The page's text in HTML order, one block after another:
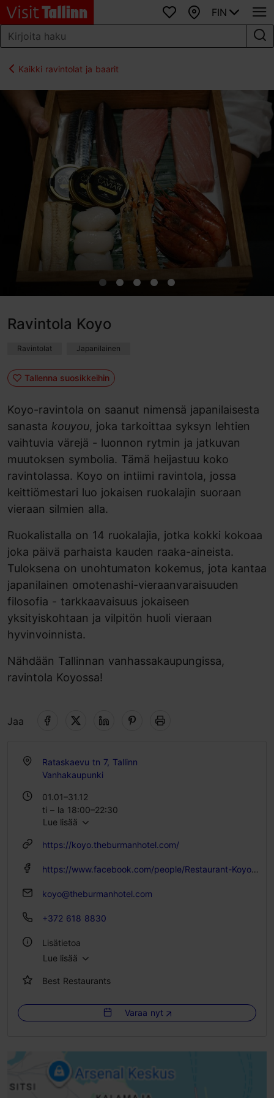
SuosikitKartta
FIN
Kaikki ravintolat ja baarit
Ravintola Koyo
Ravintolat Japanilainen
Tallenna suosikkeihin
Koyo-ravintola on saanut nimensä japanilaisesta
sanasta kouyou, joka tarkoittaa syksyn lehtien
vaihtuvia värejä - luonnon rytmin ja jatkuvan
muutoksen symbolia. Tämä heijastuu koko
ravintolassa. Koyo on intiimi ravintola, jossa
keittiömestari luo jokaisen ruokalajin suoraan
vieraan silmien alla.
Ruokalistalla on 14 ruokalajia, jotka kokki kokoaa
joka päivä parhaista kauden raaka-aineista.
Tuloksena on unohtumaton kokemus, jota kantaa
japanilainen omotenashi-vieraanvaraisuuden
filosofia - tarkkaavaisuus jokaiseen
yksityiskohtaan ja vilpitön huoli vieraan
hyvinvoinnista.
Nähdään Tallinnan vanhassakaupungissa,
ravintola Koyossa!
Jaa
Rataskaevu tn 7, Tallinn
Vanhakaupunki
01.01–31.12
ti – la 18:00–22:30
Lue lisää
https://koyo.theburmanhotel.com/
https://www.facebook.com/people/Restaurant-Koyo/61573790992143/
koyo@theburmanhotel.com
+372 618 8830
Lisätietoa
Lue lisää
Best Restaurants
Varaa nyt